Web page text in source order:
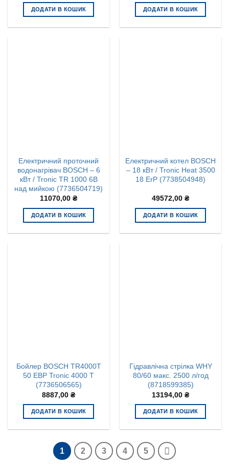
ДОДАТИ В КОШИК ДОДАТИ В КОШИК
Електричний проточний
водонагрівач BOSCH – 6
кВт / Tronic TR 1000 6B
над мийкою (7736504719)
11070,00 ₴
ДОДАТИ В КОШИК
Електричний котел BOSCH
– 18 кВт / Tronic Heat 3500
18 ErP (7738504948)
49572,00 ₴
ДОДАТИ В КОШИК
Бойлер BOSCH TR4000T
50 EBP Tronic 4000 T
(7736506565)
8887,00 ₴
ДОДАТИ В КОШИК
Гідравлічна стрілка WHY
80/60 макс. 2500 л/год
(8718599385)
13194,00 ₴
ДОДАТИ В КОШИК
1 2 3 4 5